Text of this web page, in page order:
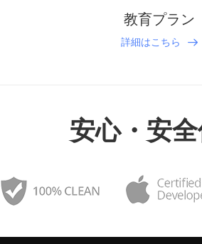
教育プラン
詳細はこちら
安心・安